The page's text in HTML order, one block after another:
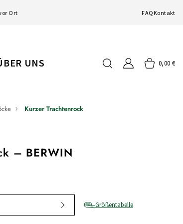
vor Ort FAQ Kontakt
UNS 0,00 €
Kurzer Trachtenrock
– BERWIN
Größentabelle